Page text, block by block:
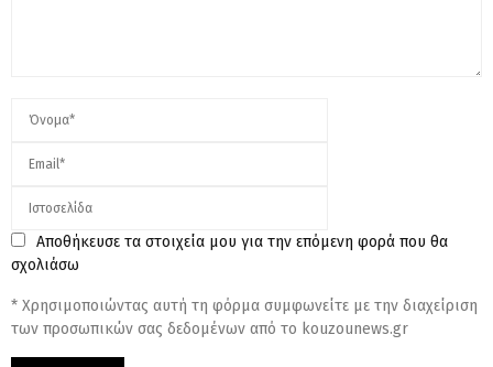
Αποθήκευσε τα στοιχεία μου για την επόμενη φορά που θα
σχολιάσω
* Χρησιμοποιώντας αυτή τη φόρμα συμφωνείτε με την διαχείριση
των προσωπικών σας δεδομένων από το kouzounews.gr